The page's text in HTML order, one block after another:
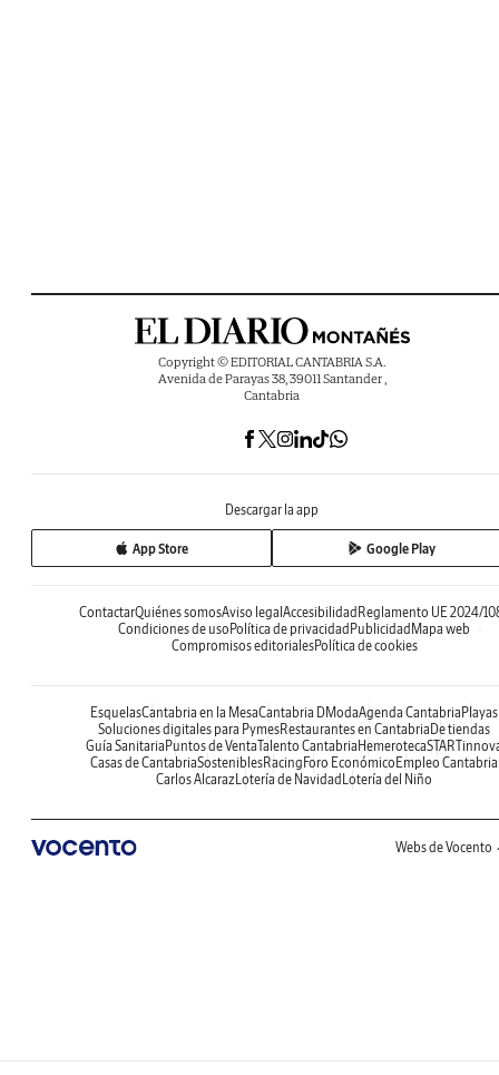
Copyright © EDITORIAL CANTABRIA S.A.
Avenida de Parayas 38, 39011 Santander ,
Cantabria
Descargar la app
App Store Google Play
ContactarQuiénes somosAviso legal Accesibilidad Reglamento UE 2024/
Condiciones de uso Política de privacidad Publicidad Mapa web
Compromisos editorialesPolítica de cookies
EsquelasCantabria en la MesaCantabria DModaAgenda Cantabria Playas
Soluciones digitales para PymesRestaurantes en Cantabria De tiendas
Guía Sanitaria Puntos de VentaTalento Cantabria Hemeroteca
Casas de CantabriaSosteniblesRacing Foro Económico Empleo Cantabria
Carlos AlcarazLotería de Navidad Lotería del Niño
Webs de Vocento